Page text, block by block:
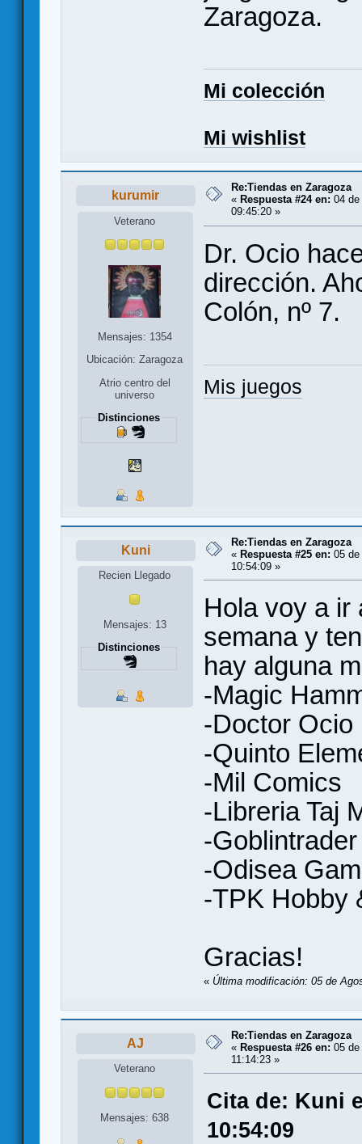
Zaragoza.
Mi colección
Mi wishlist
kurumir
Veterano
Mensajes: 1354
Ubicación: Zaragoza
Atrio centro del
universo
Distinciones
Re:Tiendas en Zaragoza
« Respuesta #24 en: 04
09:45:20 »
Dr. Ocio
dirección.
Colón, nº 7.
Mis juegos
Kuni
Recien Llegado
Mensajes: 13
Distinciones
Re:Tiendas en Zaragoza
« Respuesta #25 en: 05
10:54:09 »
Hola voy a ir
semana y
hay alguna
-Magic
-Doctor Ocio
-Quinto
-Mil Comics
-Libreria Taj
-Goblintrader
-Odisea
-TPK Hobby
Gracias!
« Última modificación: 05 de
AJ
Veterano
Mensajes: 638
Re:Tiendas en Zaragoza
« Respuesta #26 en: 05
11:14:23 »
Cita de: Kuni
10:54:09